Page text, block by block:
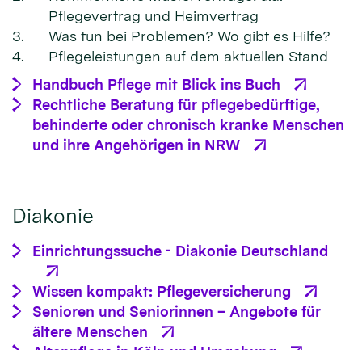
Pflegevertrag und Heimvertrag
Was tun bei Problemen? Wo gibt es Hilfe?
Pflegeleistungen auf dem aktuellen Stand
Handbuch Pflege mit Blick ins Buch
Rechtliche Beratung für pflegebedürftige,
behinderte oder chronisch kranke Menschen
und ihre Angehörigen in NRW
Diakonie
Einrichtungssuche - Diakonie Deutschland
Wissen kompakt: Pflegeversicherung
Senioren und Seniorinnen – Angebote für
ältere Menschen